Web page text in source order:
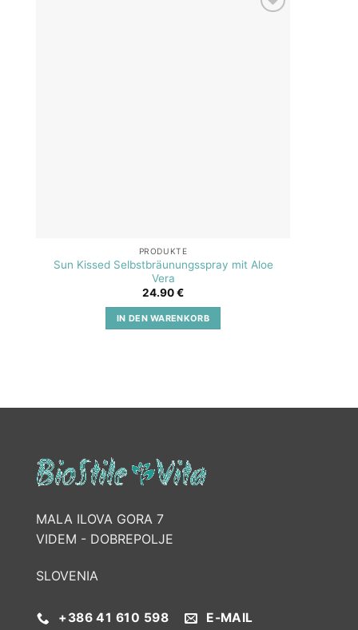
PRODUKTE
Sun Kissed Selbstbräunungsspray mit Aloe
Vera
24.90€
IN DEN WARENKORB
MALA ILOVA GORA 7
VIDEM - DOBREPOLJE
SLOVENIA
+386 41 610 598 E-MAIL